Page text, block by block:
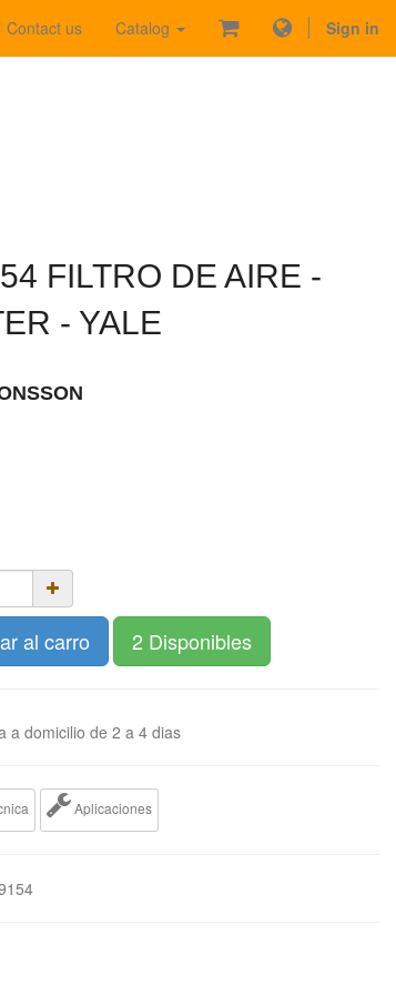
Contact us Catalog Sign in
FILTRO DE AIRE -
- YALE
al carro 2 Disponibles
a domicilio de 2 a 4 dias
Aplicaciones